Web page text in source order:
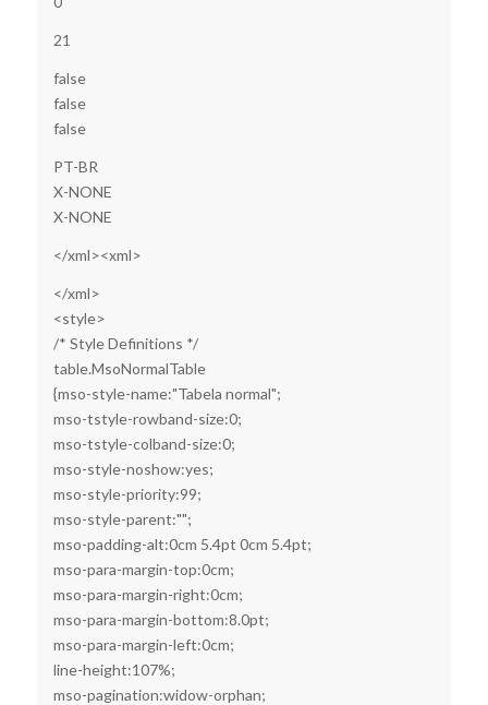
21
false
false
false
PT-BR
X-NONE
X-NONE
</xml><xml>
</xml>
<style>
/* Style Definitions */
table.MsoNormalTable
{mso-style-name:"Tabela normal";
mso-tstyle-rowband-size:0;
mso-tstyle-colband-size:0;
mso-style-noshow:yes;
mso-style-priority:99;
mso-style-parent:"";
mso-padding-alt:0cm 5.4pt 0cm 5.4pt;
mso-para-margin-top:0cm;
mso-para-margin-right:0cm;
mso-para-margin-bottom:8.0pt;
mso-para-margin-left:0cm;
line-height:107%;
mso-pagination:widow-orphan;